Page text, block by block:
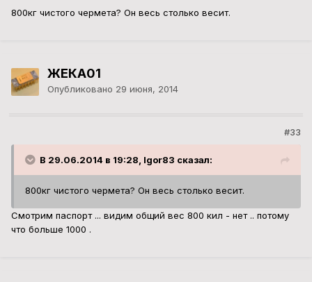
800кг чистого чермета? Он весь столько весит.
ЖЕКА01
Опубликовано 29 июня, 2014
#33
В 29.06.2014 в 19:28, Igor83 сказал:
800кг чистого чермета? Он весь столько весит.
Смотрим паспорт ... видим общий вес 800 кил - нет .. потому
что больше 1000 .